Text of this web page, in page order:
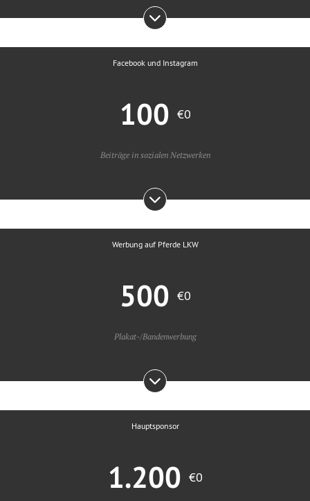
Facebook und Instagram
100 €0
Beiträge in sozialen Netzwerken
Werbung auf Pferde LKW
500 €0
Plakat-/Bandenwerbung
Hauptsponsor
1.200 €0